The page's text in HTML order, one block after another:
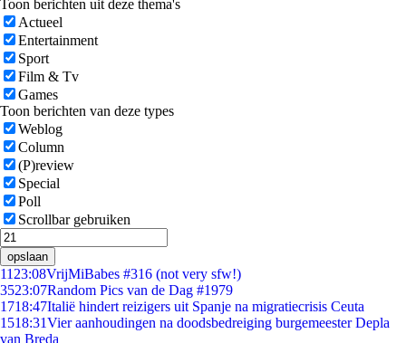
Toon berichten uit deze thema's
Actueel
Entertainment
Sport
Film & Tv
Games
Toon berichten van deze types
Weblog
Column
(P)review
Special
Poll
Scrollbar gebruiken
opslaan
11 23:08VrijMiBabes #316 (not very sfw!)
3523:07Random Pics van de Dag #1979
1718:47Italië hindert reizigers uit Spanje na migratiecrisis Ceuta
1518:31Vier aanhoudingen na doodsbedreiging burgemeester Depla
van Breda